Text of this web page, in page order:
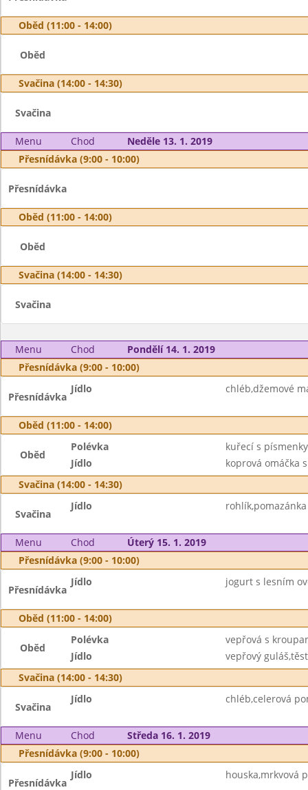
Oběd (11:00 - 14:00)
Oběd
Svačina (14:00 - 14:30)
Svačina
Menu Chod
Neděle 13. 1. 2019
Přesnídávka (9:00 - 10:00)
Přesnídávka
Oběd (11:00 - 14:00)
Oběd
Svačina (14:00 - 14:30)
Svačina
Menu Chod
Pondělí 14. 1. 2019
Přesnídávka (9:00 - 10:00)
Přesnídávka
Jídlo chléb,džemové
Oběd (11:00 - 14:00)
Oběd
Polévka
kuřecí s písmenky
Jídlo
koprová omáčka
Svačina (14:00 - 14:30)
Svačina
Jídlo
Menu Chod
Úterý 15. 1. 2019
Přesnídávka (9:00 - 10:00)
Přesnídávka
Jídlo jogurt s lesním
Oběd (11:00 - 14:00)
Oběd
Polévka
vepřová s
Jídlo
vepřový
Svačina (14:00 - 14:30)
Svačina
Jídlo chléb,celerová
Menu Chod
Středa 16. 1. 2019
Přesnídávka (9:00 - 10:00)
Přesnídávka
Jídlo houska,mrkvová